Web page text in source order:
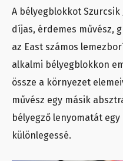
A bélyegblokkot
díjas, érdemes művész,
az East számos
alkalmi bélyegblokkon
össze a környezet
művész egy másik
bélyegző lenyomatát
különlegessé.